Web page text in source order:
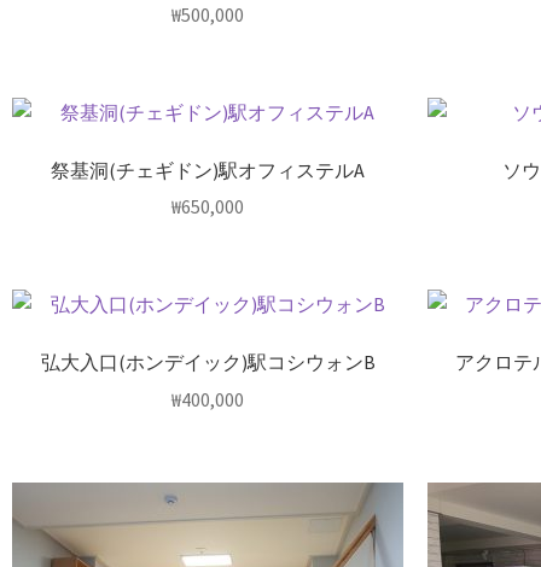
₩500,000
祭基洞(チェギドン)駅オフィステルA
₩650,000
ソ
弘大入口(ホンデイック)駅コシウォンB
₩400,000
アクロテ